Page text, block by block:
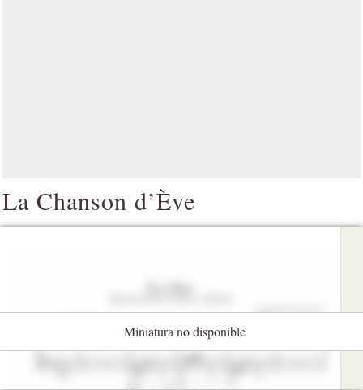
La Chanson d’Ève
Miniatura no disponible